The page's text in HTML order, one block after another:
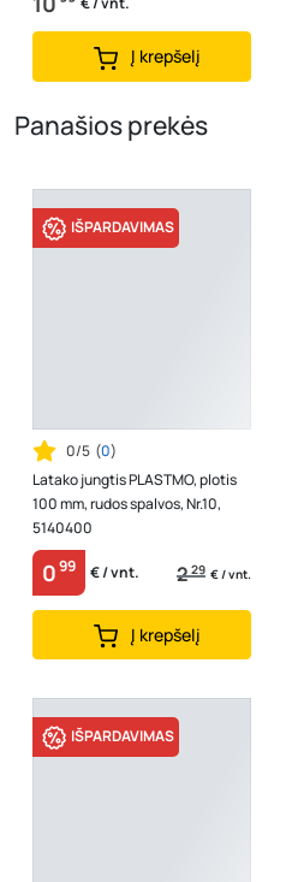
Į krepšelį
Panašios prekės
IŠPARDAVIMAS
0/5 (0)
Latako jungtis PLASTMO, plotis
100 mm, rudos spalvos, Nr.10,
5140400
099 € / vnt. 229 € / vnt.
Į krepšelį
IŠPARDAVIMAS